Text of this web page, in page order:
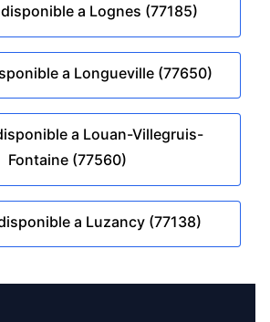
a Lognes (77185)
a Longueville (77650)
a Louan-Villegruis-
Fontaine (77560)
a Luzancy (77138)